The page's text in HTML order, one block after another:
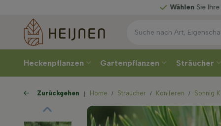
Sie Ihre Lieferwoche
Heckenpflanzen Gartenpflanzen Sträucher
Zurückgehen Home Sträucher Koniferen Sonnig